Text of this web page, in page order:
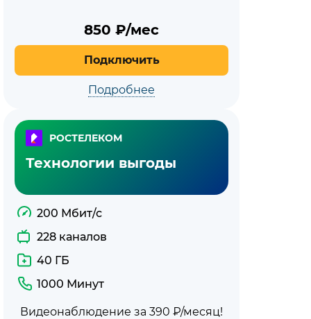
850 ₽/мес
Подключить
Подробнее
РОСТЕЛЕКОМ
Технологии выгоды
200 Мбит/с
228 каналов
40 ГБ
1000 Минут
Видеонаблюдение за 390 ₽/месяц!